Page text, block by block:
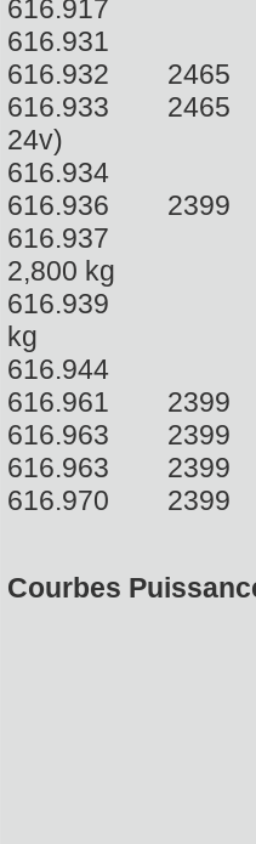
616.932
616.933 2465
24v)
616.934
616.936
616.937
2,800 kg
616.939
kg
616.944
616.961
616.963
616.963
616.970
Courbes